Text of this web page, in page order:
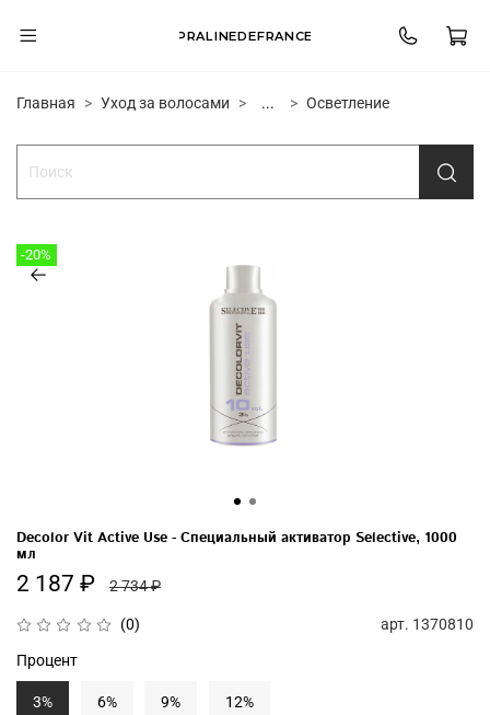
PRALINEDEFRANCE
Главная Уход за волосами ... Осветление
-20%
(0) арт. 1370810
Decolor Vit Active Use - Специальный активатор Selective, 1000
мл
2 187 ₽ 2 734 ₽
Процент
3% 6% 9% 12%